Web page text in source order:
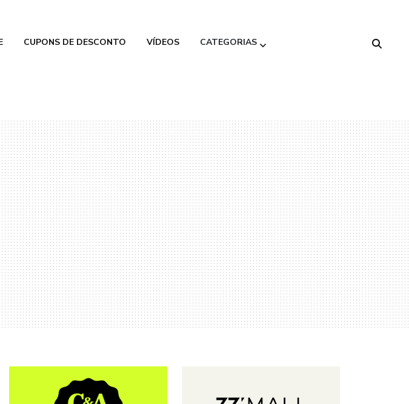
CUPONS DE DESCONTO VÍDEOS CATEGORIAS
Beleza
Decoração
Gastronomia
Moda
Variedades
Viagem
Sustentabilidade
Wellness